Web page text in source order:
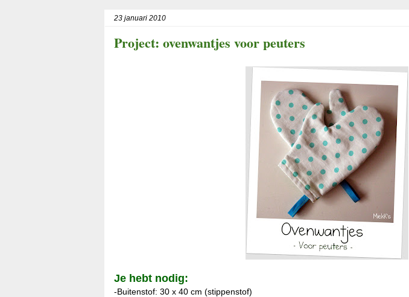
23 januari 2010
Project: ovenwantjes voor peuters
Je hebt nodig:
-Buitenstof: 30 x 40 cm (stippenstof)